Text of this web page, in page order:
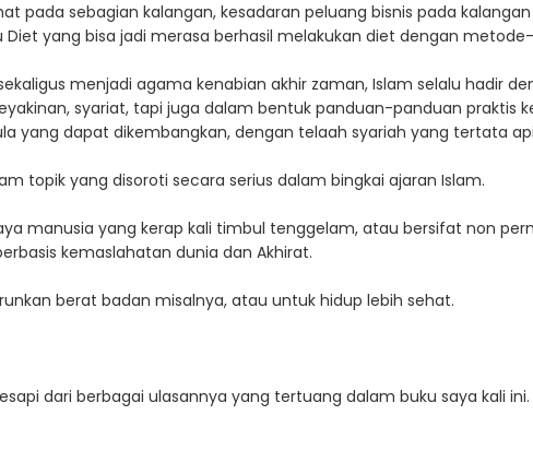
pada sebagian kalangan, kesadaran peluang bisnis pada
Diet yang bisa jadi merasa berhasil melakukan diet dengan
menjadi agama kenabian akhir zaman, Islam selalu hadir
syariat, tapi juga dalam bentuk panduan-panduan praktis
yang dapat dikembangkan, dengan telaah syariah yang tertata
topik yang disoroti secara serius dalam bingkai ajaran Islam.
manusia yang kerap kali timbul tenggelam, atau bersifat non
kemaslahatan dunia dan Akhirat.
berat badan misalnya, atau untuk hidup lebih sehat.
dari berbagai ulasannya yang tertuang dalam buku saya kali ini.